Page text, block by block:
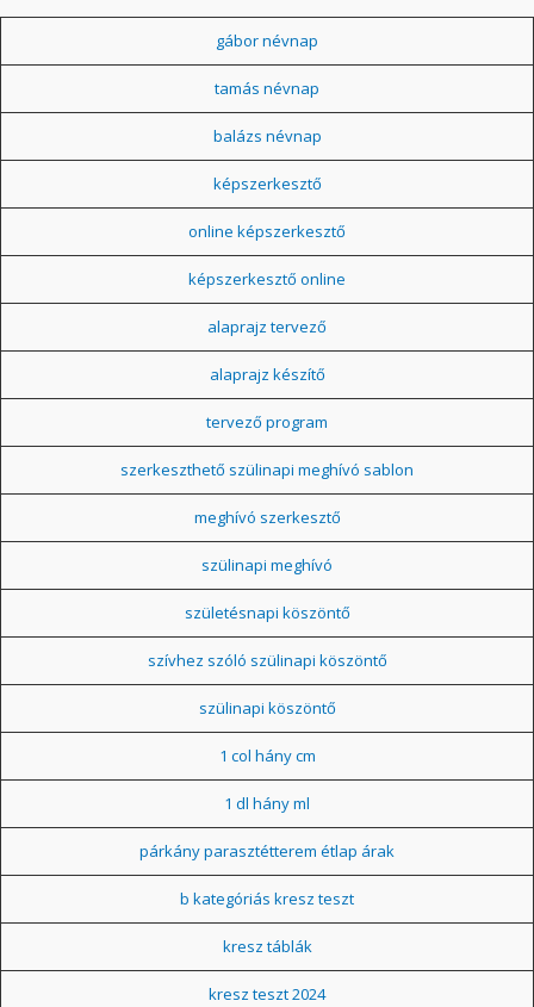
gábor névnap
tamás névnap
balázs névnap
képszerkesztő
online képszerkesztő
képszerkesztő online
alaprajz tervező
alaprajz készítő
tervező program
szerkeszthető szülinapi meghívó sablon
meghívó szerkesztő
szülinapi meghívó
születésnapi köszöntő
szívhez szóló szülinapi köszöntő
szülinapi köszöntő
1 col hány cm
1 dl hány ml
párkány parasztétterem étlap árak
b kategóriás kresz teszt
kresz táblák
kresz teszt 2024